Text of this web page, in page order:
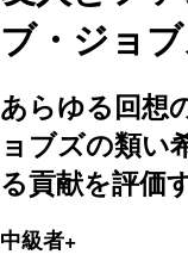
ブ・ジョ
あらゆる回想
ョブズの類い
る貢献を評価
中級者+